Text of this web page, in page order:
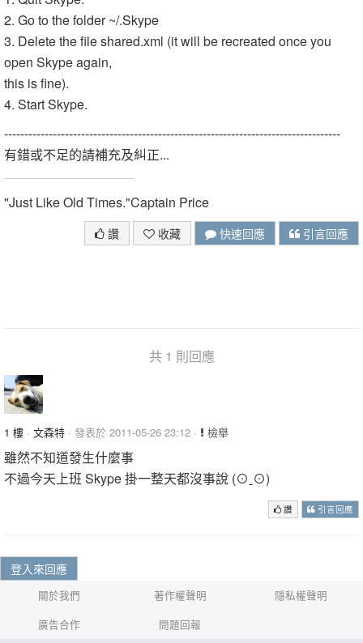
2. Go to the folder ~/.Skype
3. Delete the file shared.xml (it will be recreated once you
open Skype again,
this is fine).
4. Start Skype.
-----------------------------------------------------------------------------------
有錯或不足的請補充及糾正...
"Just Like Old Times."Captain Price
讚 收藏 快速回應 引言回應
共 1 則回應
1 樓 · 文森特 · 發表於 2011-05-26 23:12 · 檢舉
雖然不知道發生什麼事
不過今天上班 Skype 掛一整天都沒事說 (⊙ˍ⊙)
讚 引言回應
登入來回應
關於我們 著作權聲明
隱私權聲明
廣告合作
問題回報